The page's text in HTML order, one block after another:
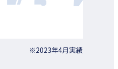
※2023年4月実績